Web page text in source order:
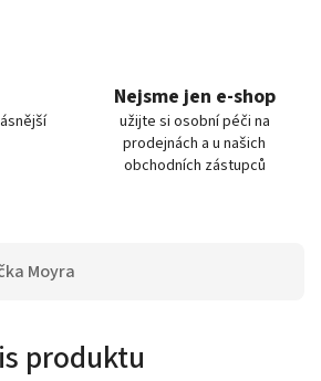
Nejsme jen e-shop
užijte si osobní péči na
prodejnách a u našich
obchodních zástupců
Moyra
produktu